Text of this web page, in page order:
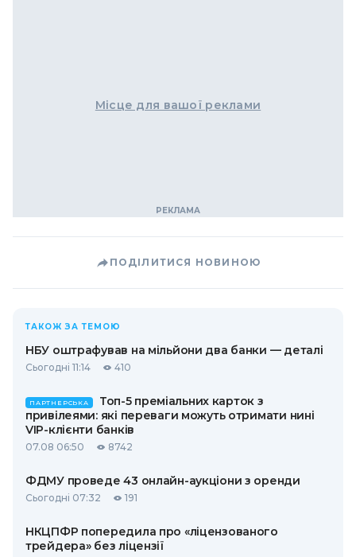
Місце для вашої реклами
ПОДІЛИТИСЯ НОВИНОЮ
ТАКОЖ ЗА ТЕМОЮ
НБУ оштрафував на мільйони два банки — деталі
Сьогодні 11:14 410
ПАРТНЕРСЬКА
Топ-5 преміальних карток з
привілеями: які переваги можуть отримати нині
VIP-клієнти банків
07.08 06:50 8742
ФДМУ проведе 43 онлайн-аукціони з оренди
Сьогодні 07:32 191
НКЦПФР попередила про «ліцензованого
трейдера» без ліцензії